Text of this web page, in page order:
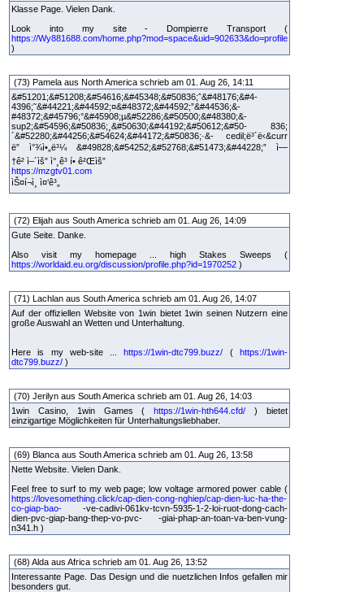
Klasse Page. Vielen Dank.
Look into my site - Dompierre Transport (
https://Wy881688.com/home.php?mod=space&uid=902633&do=profile
)
(73) Pamela aus North America schrieb am 01. Aug 26, 14:11
&#51201;&#51208;&#54616;&#45348;&#50836;ˆ&#48176;&#4-
4396;˜&#44221;&#44592;¤&#48372;&#44592;”&#44536;&-
#48372;&#45796;°&#45908;µ&#52286;&#50500;&#48380;&-
sup2;&#54596;&#50836;¸&#50630;&#44192;&#50612;&#50- 836;
´&#52280;&#44256;&#54624;&#44172;&#50836;·&- cedil;ë³´ë‹&curr
ë” ì°¾ì•„ë³¼ &#49828;&#54252;&#52768;&#51473;&#44228;” ì—
†ê² ì–´ìš” ì°¸ê³ í• ê²Œìš”
https://mzgtv01.com
ìŠ¤í¬ì¸ ì¤‘ê³„
(72) Elijah aus South America schrieb am 01. Aug 26, 14:09
Gute Seite. Danke.
Also visit my homepage ... high Stakes Sweeps (
https://worldaid.eu.org/discussion/profile.php?id=1970252 )
(71) Lachlan aus South America schrieb am 01. Aug 26, 14:07
Auf der offiziellen Website von 1win bietet 1win seinen Nutzern eine
große Auswahl an Wetten und Unterhaltung.
Here is my web-site ...https://1win-dtc799.buzz/ (https://1win-
dtc799.buzz/ )
(70) Jerilyn aus South America schrieb am 01. Aug 26, 14:03
1win Casino, 1win Games (https://1win-hth644.cfd/ ) bietet
einzigartige Möglichkeiten für Unterhaltungsliebhaber.
(69) Blanca aus South America schrieb am 01. Aug 26, 13:58
Nette Website. Vielen Dank.
Feel free to surf to my web page; low voltage armored power cable (
https://lovesomething.click/cap-dien-cong-nghiep/cap-dien-luc-ha-the-
co-giap-bao- -ve-cadivi-061kv-tcvn-5935-1-2-loi-ruot-dong-cach-
dien-pvc-giap-bang-thep-vo-pvc- -giai-phap-an-toan-va-ben-vung-
n341.h )
(68) Alda aus Africa schrieb am 01. Aug 26, 13:52
Interessante Page. Das Design und die nuetzlichen Infos gefallen mir
besonders gut.